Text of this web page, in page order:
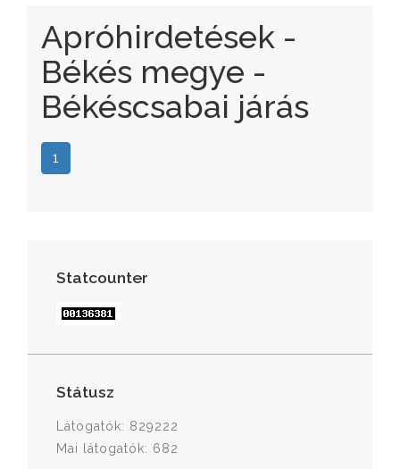
Apróhirdetések -
Békés megye -
Békéscsabai járás
1
Statcounter
Státusz
Látogatók: 829222
Mai látogatók: 682